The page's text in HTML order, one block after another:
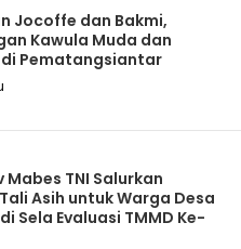
Jocoffe dan Bakmi,
Kawula Muda dan
Pematangsiantar
Mabes TNI Salurkan
Asih untuk Warga Desa
Sela Evaluasi TMMD Ke-